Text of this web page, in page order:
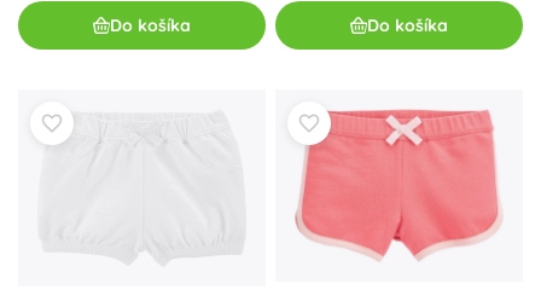
Do košíka Do košíka